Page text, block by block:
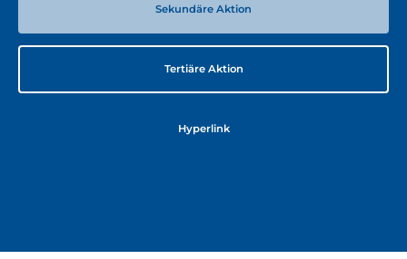
Sekundäre Aktion
Tertiäre Aktion
Hyperlink